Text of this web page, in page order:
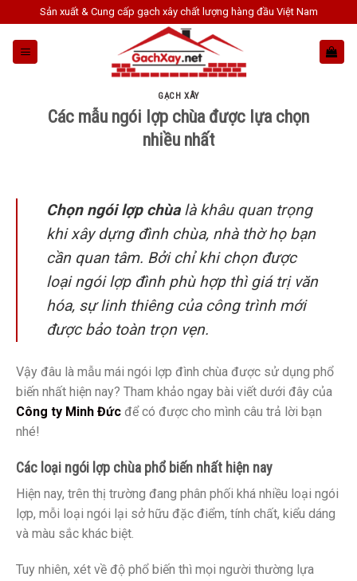
to
content
Sản xuất & Cung cấp gạch xây chất lượng hàng đầu Việt Nam
GẠCH XÂY
Các mẫu ngói lợp chùa được lựa chọn
nhiều nhất
Chọn ngói lợp chùalà khâu quan trọng
khi xây dựng đình chùa, nhà thờ họ bạn
cần quan tâm. Bởi chỉ khi chọn được
loại ngói lợp đình phù hợp thì giá trị văn
hóa, sự linh thiêng của công trình mới
được bảo toàn trọn vẹn.
Vậy đâu là mẫu mái ngói lợp đình chùa được sử dụng phổ
biến nhất hiện nay? Tham khảo ngay bài viết dưới đây của
Công ty Minh Đức để có được cho mình câu trả lời bạn
nhé!
Các loại ngói lợp chùa phổ biến nhất hiện nay
Hiện nay, trên thị trường đang phân phối khá nhiều loại ngói
lợp, mỗi loại ngói lại sở hữu đặc điểm, tính chất, kiểu dáng
và màu sắc khác biệt.
Tuy nhiên, xét về độ phổ biến thì mọi người thường lựa